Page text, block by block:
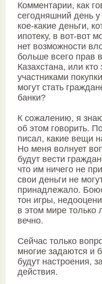
Комментарии, как
сегодняшний день у
кое-какие деньги,
ипотеку, в вот-вот
нет возможности
больше всего прав
Казахстана, или кто
участниками
могут стать
банки?
К сожалению, я
об этом говорить.
писал, какие вещи
Но меня волнует
будут вести
что им ничего не
свои деньги не
принадлежало.
тон игры,
в этом мире только
вечно.
Сейчас только
многие задаются и
будут настроения,
действия.